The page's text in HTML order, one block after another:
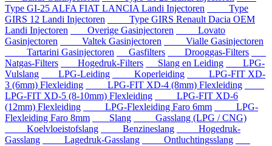
Type GI-25 ALFA FIAT LANCIA Landi Injectoren
Type
GIRS 12 Landi Injectoren
Type GIRS Renault Dacia OEM
Landi Injectoren
Overige Gasinjectoren
Lovato
Gasinjectoren
Valtek Gasinjectoren
Vialle Gasinjectoren
Tartarini Gasinjectoren
Gasfilters
Drooggas-Filters
Natgas-Filters
Hogedruk-Filters Slang en Leiding
LPG-
Vulslang
LPG-Leiding Koperleiding
LPG-FIT XD-
3 (6mm) Flexleiding
LPG-FIT XD-4 (8mm) Flexleiding
LPG-FIT XD-5 (8-10mm) Flexleiding
LPG-FIT XD-6
(12mm) Flexleiding
LPG-Flexleiding Faro 6mm
LPG-
Flexleiding Faro 8mm
Slang
Gasslang (LPG / CNG)
Koelvloeistofslang
Benzineslang
Hogedruk-
Gasslang
Lagedruk-Gasslang
Ontluchtingsslang